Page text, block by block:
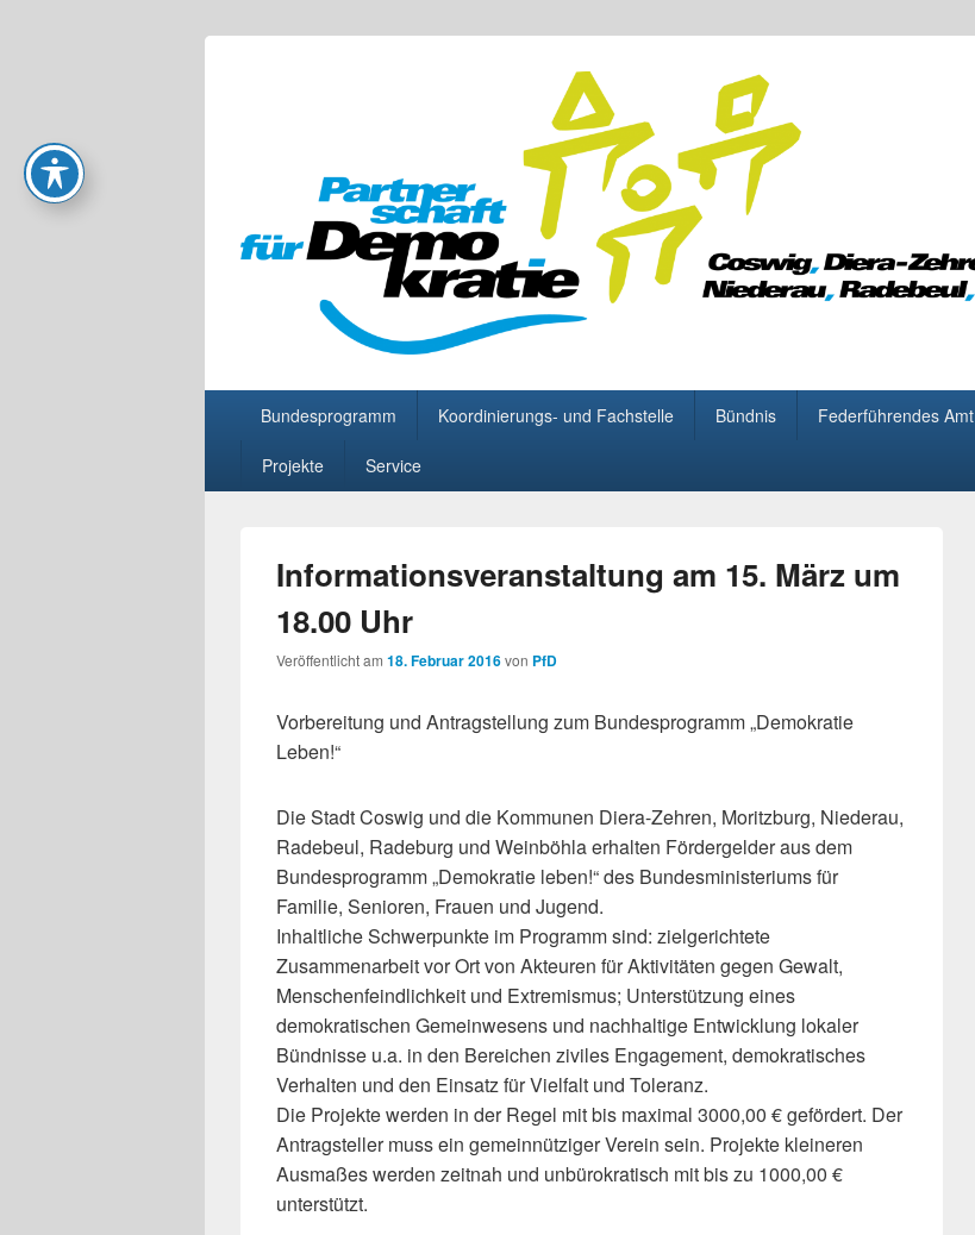
Partnerschaft für Demokratie
Bundesprogramm Koordinierungs- und Fachstelle Bündnis Federführendes Amt
Projekte Service
Informationsveranstaltung am 15. März um
18.00 Uhr
Veröffentlicht am 18. Februar 2016von PfD
Vorbereitung und Antragstellung zum Bundesprogramm „Demokratie
Leben!“
Die Stadt Coswig und die Kommunen Diera-Zehren, Moritzburg, Niederau,
Radebeul, Radeburg und Weinböhla erhalten Fördergelder aus dem
Bundesprogramm „Demokratie leben!“ des Bundesministeriums für
Familie, Senioren, Frauen und Jugend.
Inhaltliche Schwerpunkte im Programm sind: zielgerichtete
Zusammenarbeit vor Ort von Akteuren für Aktivitäten gegen Gewalt,
Menschenfeindlichkeit und Extremismus; Unterstützung eines
demokratischen Gemeinwesens und nachhaltige Entwicklung lokaler
Bündnisse u.a. in den Bereichen ziviles Engagement, demokratisches
Verhalten und den Einsatz für Vielfalt und Toleranz.
Die Projekte werden in der Regel mit bis maximal 3000,00 € gefördert. Der
Antragsteller muss ein gemeinnütziger Verein sein. Projekte kleineren
Ausmaßes werden zeitnah und unbürokratisch mit bis zu 1000,00 €
unterstützt.